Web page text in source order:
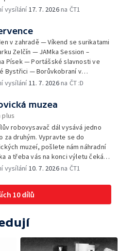
vysílání17. 7. 2026na ČT1
v zahradě — Víkend se surikatami
Zelčín — JAMka Session –
Písek — Portášské slavnosti ve
Bystřici — Borůvkobraní v
— Zmrzlinový den na zámku
bytosti z valašských pohádek —
— Festival planet v Brně
vysílání11. 7. 2026na ČT :D
muzea
plus
robovysavač dál vysává jedno
za druhým. Vypravte se do
muzeí, pošlete nám náhradní
a třeba vás na konci výletu čeká
vysílání10. 7. 2026na ČT1
10 dílů